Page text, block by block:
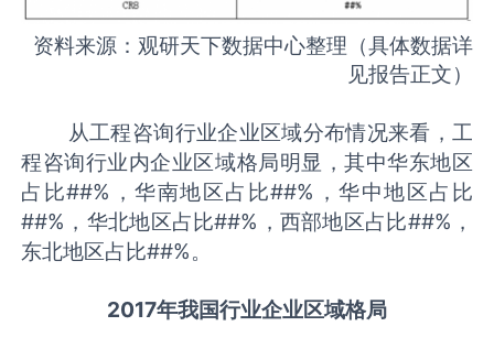
资料来源：观研天下数据中心整理（具体数据详
见报告正文）
从工程咨询行业企业区域分布情况来看，工
程咨询行业内企业区域格局明显，其中华东地区
占比##%，华南地区占比##%，华中地区占比
##%，华北地区占比##%，西部地区占比##%，
东北地区占比##%。
2017年我国行业企业区域格局